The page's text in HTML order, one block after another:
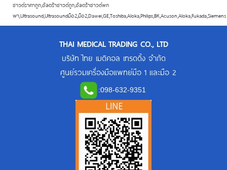
ซาวด์ราคาถูก,อัลตร้าซาวด์ถูก,อัลตร้าซาวด์พก
พา,Ultrasound,Ultrasoundมือ2,มือ2,Dawei,GE,Toshiba,Aloka,Philips,BK,Acuson,Aloka,Fukada,Siemens
THAI MEDICAL TRADING CO., LTD
บริษัท ไทย เมดิคอล เทรดดิ้ง จำกัด
ศูนย์รวมเครื่องมือแพทย์มือ 1 และมือ 2
:098-632-9351